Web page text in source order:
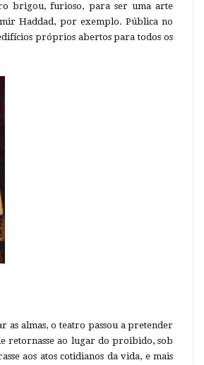
brigou, furioso, para ser uma arte
Haddad, por exemplo. Pública no
próprios abertos para todos os
as almas, o teatro passou a pretender
retornasse ao lugar do proibido, sob
aos atos cotidianos da vida, e mais